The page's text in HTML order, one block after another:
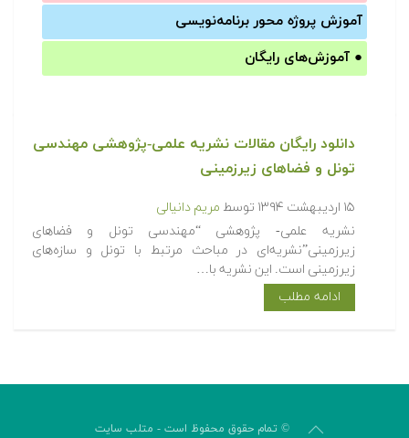
آموزش‌ پروژه محور برنامه‌نویسی
● آموزش‌های رایگان
دانلود رایگان مقالات نشریه علمی-پژوهشی مهندسی
تونل و فضاهای زیرزمینی
۱۵ اردیبهشت ۱۳۹۴ توسط مریم دانیالی
نشریه علمی- پژوهشی “مهندسی تونل و فضاهای
زیرزمینی”نشریه‌ای در مباحث مرتبط با تونل و سازه‌های
زیرزمینی است. این نشریه با…
ادامه مطلب
© تمام حقوق محفوظ است - متلب سایت